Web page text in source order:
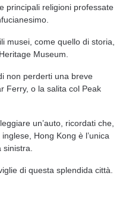
principali religioni professate
musei, come quello di storia,
Museum.
non perderti una breve
Ferry, o la salita col Peak
un’auto, ricordati che,
Hong Kong è l’unica
di questa splendida città.